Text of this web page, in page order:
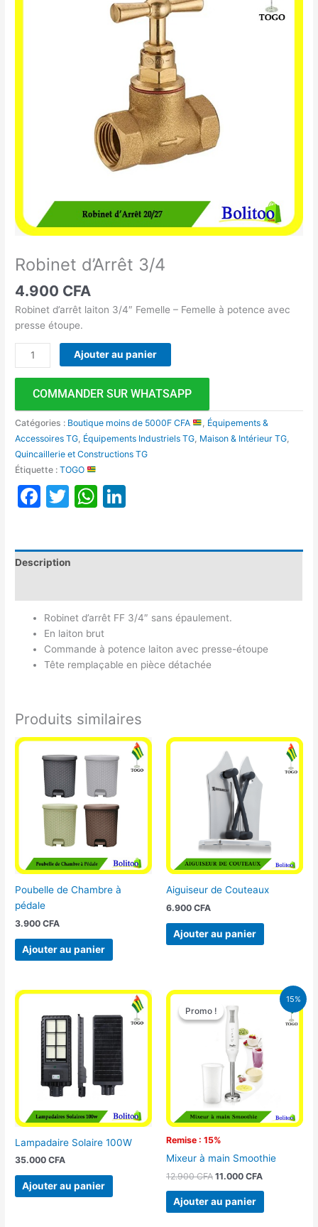
Robinet d’Arrêt 3/4
4.900 CFA
Robinet d’arrêt laiton 3/4″ Femelle – Femelle à potence avec
presse étoupe.
Ajouter au panier
COMMANDER SUR WHATSAPP
Catégories : Boutique moins de 5000F CFA
Équipements &
Accessoires TG Équipements Industriels TG Maison & Intérieur TG
Quincaillerie et Constructions TG
Étiquette :TOGO
Facebook
TwitterWhatsApp
Description
Robinet d’arrêt FF 3/4″ sans épaulement.
En laiton brut
Commande à potence laiton avec presse-étoupe
Tête remplaçable en pièce détachée
Produits similaires
Poubelle de Chambre à
pédale
3.900CFA
Ajouter au panier
Aiguiseur de Couteaux
6.900 CFA
Ajouter au panier
Lampadaire Solaire 100W
35.000CFA
Ajouter au panier
15%
Promo !
Remise : 15%
Promo !
Mixeur à main Smoothie
12.900CFA
Le
prix
initial
était :
12.900 CFA.
11.000 CFA
Le
Ajouter au panier